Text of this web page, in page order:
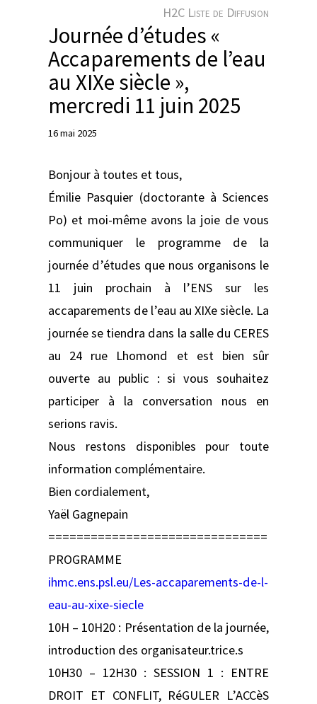
H2C Liste de Diffusion
Journée d’études «
Accaparements de l’eau
au XIXe siècle »,
mercredi 11 juin 2025
16 mai 2025
Bonjour à toutes et tous,
Émilie Pasquier (doctorante à Sciences
Po) et moi-même avons la joie de vous
communiquer le programme de la
journée d’études que nous organisons le
11 juin prochain à l’ENS sur les
accaparements de l’eau au XIXe siècle. La
journée se tiendra dans la salle du CERES
au 24 rue Lhomond et est bien sûr
ouverte au public : si vous souhaitez
participer à la conversation nous en
serions ravis.
Nous restons disponibles pour toute
information complémentaire.
Bien cordialement,
Yaël Gagnepain
===============================
PROGRAMME
ihmc.ens.psl.eu/Les-accaparements-de-l-
eau-au-xixe-siecle
10H – 10H20 : Présentation de la journée,
introduction des organisateur.trice.s
10H30 – 12H30 : SESSION 1 : ENTRE
DROIT ET CONFLIT, RéGULER L’ACCèS